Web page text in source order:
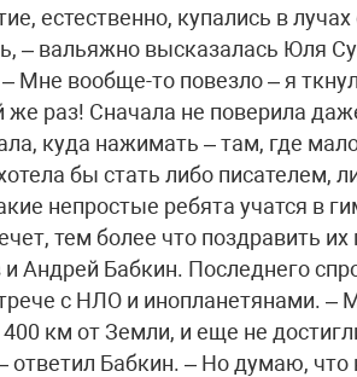
естественно, купались в
– вальяжно высказалась Юля
Мне вообще-то повезло – я
же раз! Сначала не поверила
куда нажимать – там, где
бы стать либо писателем,
непростые ребята учатся в
тем более что поздравить
Андрей Бабкин. Последнего
с НЛО и инопланетянами. –
км от Земли, и еще не
Бабкин. – Но думаю, что